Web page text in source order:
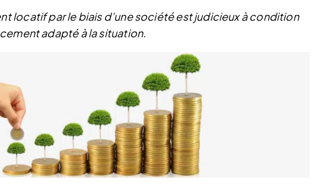
locatif par le biais d’une société est judicieux à condition
adapté à la situation.